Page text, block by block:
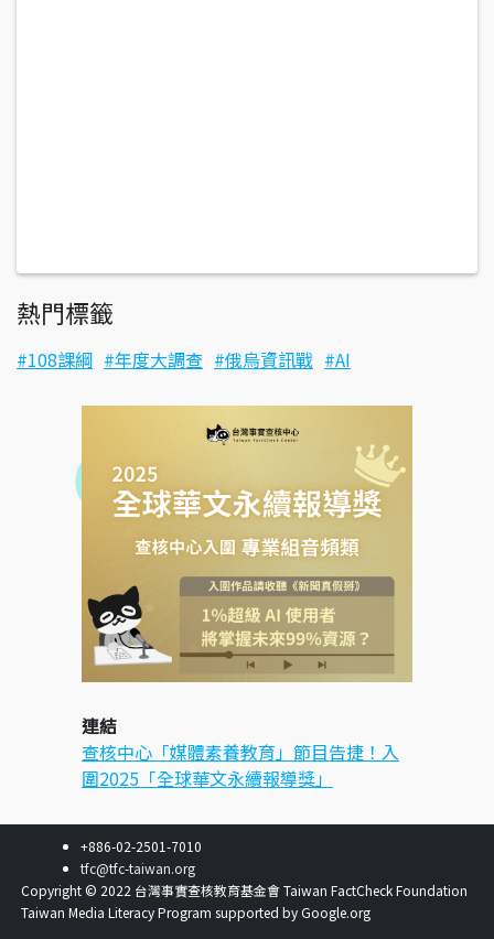
熱門標籤
108課綱 年度大調查 俄烏資訊戰 AI
連結
查核中心「媒體素養教育」節目告捷！入
圍2025「全球華文永續報導獎」
Copyright © 2022 台灣事實查核教育基金會 Taiwan FactCheck Foundation
Taiwan Media Literacy Program supported by Google.org
+886-02-2501-7010
tfc@tfc-taiwan.org